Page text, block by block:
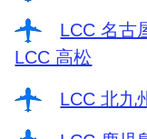
LCC 名古
LCC 高松
LCC 北九